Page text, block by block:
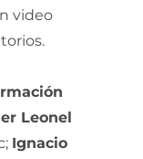
video
Leonel
Ignacio